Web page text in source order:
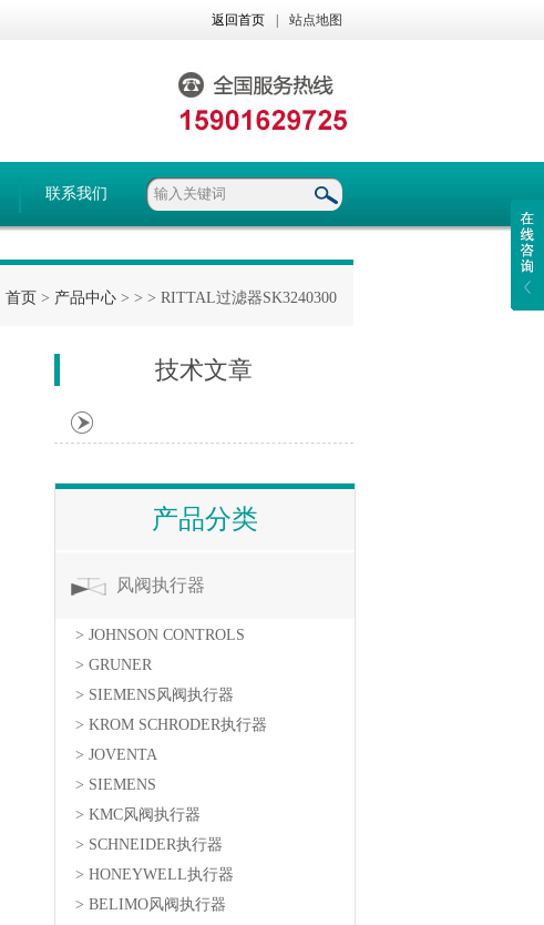
返回首页 站点地图
联系我们
首页 > 产品中心 > > > RITTAL过滤器SK3240300
技术文章
产品分类
风阀执行器
> JOHNSON CONTROLS
> GRUNER
> SIEMENS风阀执行器
> KROM SCHRODER执行器
> JOVENTA
> SIEMENS
> KMC风阀执行器
> SCHNEIDER执行器
> HONEYWELL执行器
> BELIMO风阀执行器